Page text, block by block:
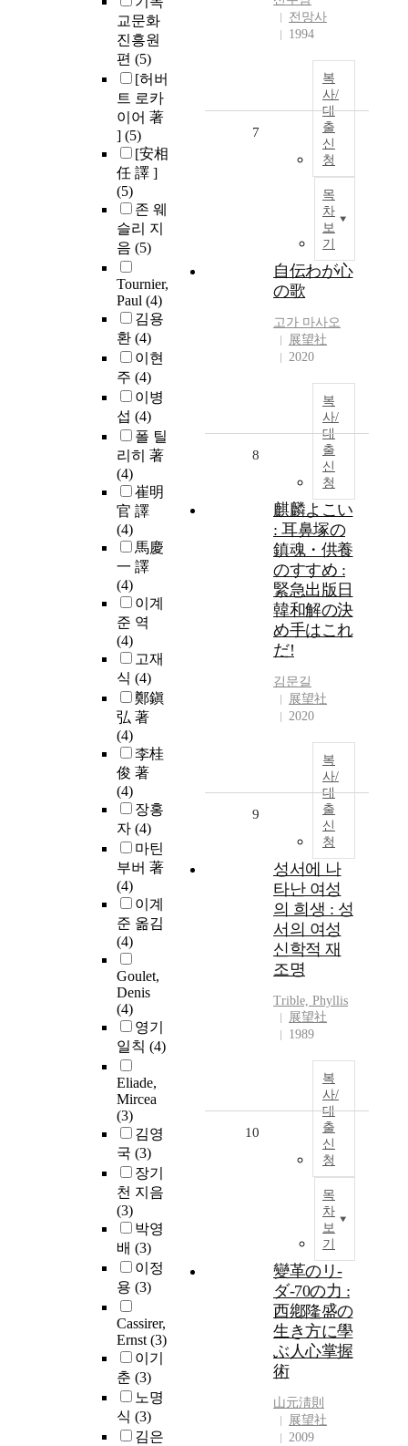
교문화
진흥원
편 (5)
[허버
트 로카
이어 著
] (5)
[安相
任 譯 ]
(5)
존 웨
슬리 지
음 (5)
Tournier,
Paul (4)
김용
환 (4)
이현
주 (4)
이병
섭 (4)
폴 틸
리히 著
(4)
崔明
官 譯
(4)
馬慶
一 譯
(4)
이계
준 역
(4)
고재
식 (4)
鄭鎭
弘 著
(4)
李桂
俊 著
(4)
장홍
자 (4)
마틴
부버 著
(4)
이계
준 옮김
(4)
Goulet,
Denis
(4)
영기
일칙 (4)
Eliade,
Mircea
(3)
김영
국 (3)
장기
천 지음
(3)
박영
배 (3)
이정
용 (3)
Cassirer,
Ernst(3)
이기
춘 (3)
노명
식 (3)
김은
전망사
1994
복
사/
대
출
신
청
목
차
보
기
7
自伝わが心
の歌
고가 마사오
展望社
2020
복
사/
대
출
신
청
8
麒麟よこい
: 耳鼻塚の
鎮魂・供養
のすすめ :
緊急出版日
韓和解の決
め手はこれ
だ!
김문길
展望社
2020
복
사/
대
출
신
청
9
성서에 나
타난 여성
의 희생 : 성
서의 여성
신학적 재
조명
Trible, Phyllis
展望社
1989
복
사/
대
출
신
청
목
차
보
기
10
變革のリ-
ダ-70の力 :
西鄕隆盛の
生き方に學
ぶ人心掌握
術
山元淸則
展望社
2009